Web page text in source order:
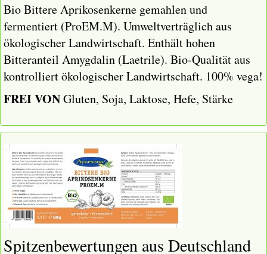
Bio Bittere Aprikosenkerne gemahlen und
fermentiert (ProEM.M). Umweltverträglich aus
ökologischer Landwirtschaft. Enthält hohen
Bitteranteil Amygdalin (Laetrile). Bio-Qualität aus
kontrolliert ökologischer Landwirtschaft. 100% vega!
FREI VONGluten, Soja, Laktose, Hefe, Stärke
Spitzenbewertungen aus Deutschland